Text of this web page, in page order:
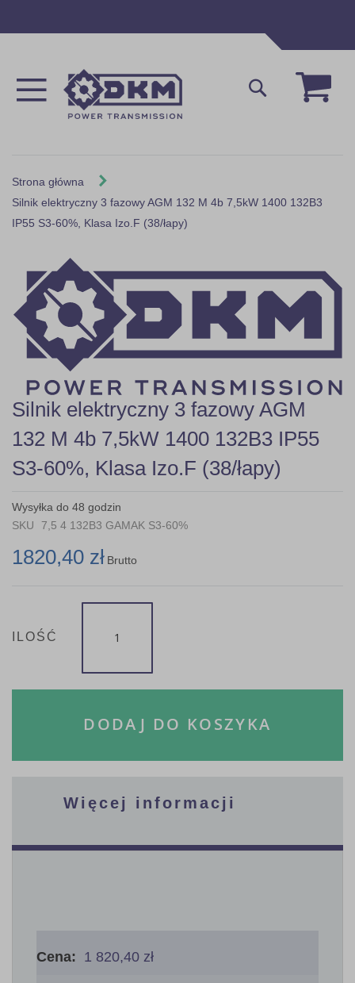
Mój
Szukaj
Strona główna
Silnik elektryczny 3 fazowy AGM 132 M 4b 7,5kW 1400 132B3
IP55 S3-60%, Klasa Izo.F (38/łapy)
the
end
of
the
images
Skip
to
the
beginning
of
the
gallery
Silnik elektryczny 3 fazowy AGM
132 M 4b 7,5kW 1400 132B3 IP55
S3-60%, Klasa Izo.F (38/łapy)
Wysyłka do 48 godzin
SKU
7,5 4 132B3 GAMAK S3-60%
1820,40 zł Brutto
ILOŚĆ
DODAJ DO KOSZYKA
Więcej informacji
informacji 1 820,40 zł